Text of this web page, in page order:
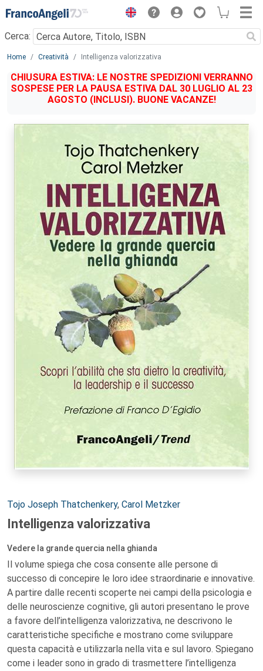
Menu
Cerca:
Main content
Home Creatività Intelligenza valorizzativa
CHIUSURA ESTIVA: LE NOSTRE SPEDIZIONI VERRANNO
SOSPESE PER LA PAUSA ESTIVA DAL 30 LUGLIO AL 23
AGOSTO (INCLUSI). BUONE VACANZE!
Autori:
Tojo Joseph Thatchenkery, Carol Metzker
Intelligenza valorizzativa
Vedere la grande quercia nella ghianda
Il volume spiega che cosa consente alle persone di
successo di concepire le loro idee straordinarie e innovative.
A partire dalle recenti scoperte nei campi della psicologia e
delle neuroscienze cognitive, gli autori presentano le prove
a favore dell’intelligenza valorizzativa, ne descrivono le
caratteristiche specifiche e mostrano come sviluppare
questa capacità e utilizzarla nella vita e sul lavoro. Spiegano
come i leader sono in grado di trasmettere l’intelligenza